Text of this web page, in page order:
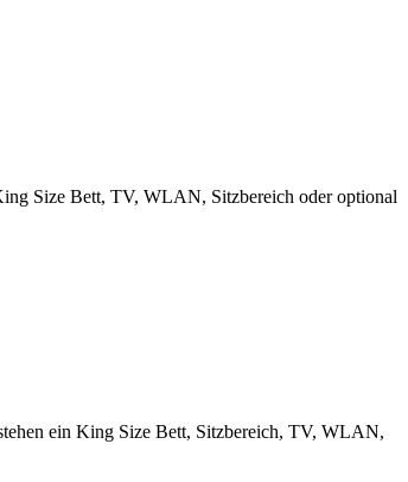
Size Bett, TV, WLAN, Sitzbereich oder optional
ein King Size Bett, Sitzbereich, TV, WLAN,